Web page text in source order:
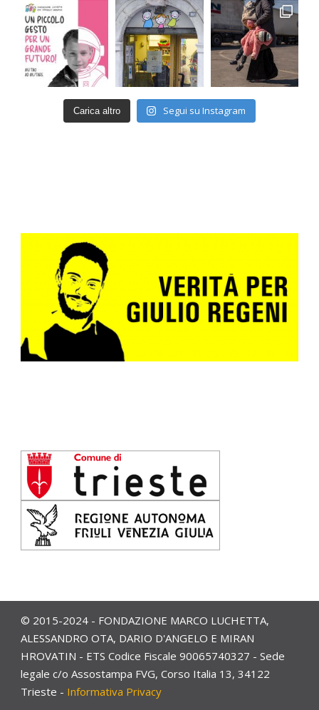
Carica altro Segui su Instagram
© 2015-2024 - FONDAZIONE MARCO LUCHETTA,
ALESSANDRO OTA, DARIO D'ANGELO E MIRAN
HROVATIN - ETS Codice Fiscale 90065740327 - Sede
legale c/o Assostampa FVG, Corso Italia 13, 34122
Trieste - Informativa Privacy